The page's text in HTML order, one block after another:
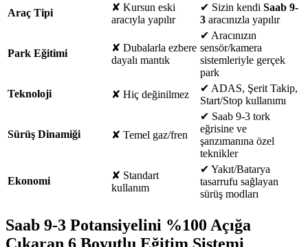
Araç Tipi
✘ Kursun eski
aracıyla yapılır
✔ Sizin kendi Saab 9-
3 aracınızla yapılır
Park Eğitimi ✘ Dubalarla ezbere
dayalı mantık
✔ Aracınızın
sensör/kamera
sistemleriyle gerçek
park
Teknoloji
✘ Hiç değinilmez
✔ ADAS, Şerit Takip,
Start/Stop kullanımı
Sürüş Dinamiği ✘ Temel gaz/fren
✔ Saab 9-3 tork
eğrisine ve
şanzımanına özel
teknikler
Ekonomi ✘ Standart
kullanım
✔ Yakıt/Batarya
tasarrufu sağlayan
sürüş modları
Saab 9-3 Potansiyelini %100 Açığa
Çıkaran 6 Boyutlu Eğitim Sistemi